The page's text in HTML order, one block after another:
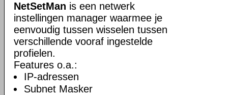
NetSetMan is een netwerk
instellingen manager waarmee je
eenvoudig tussen wisselen tussen
verschillende vooraf ingestelde
profielen.
Features o.a.:
IP-adressen
Subnet Masker